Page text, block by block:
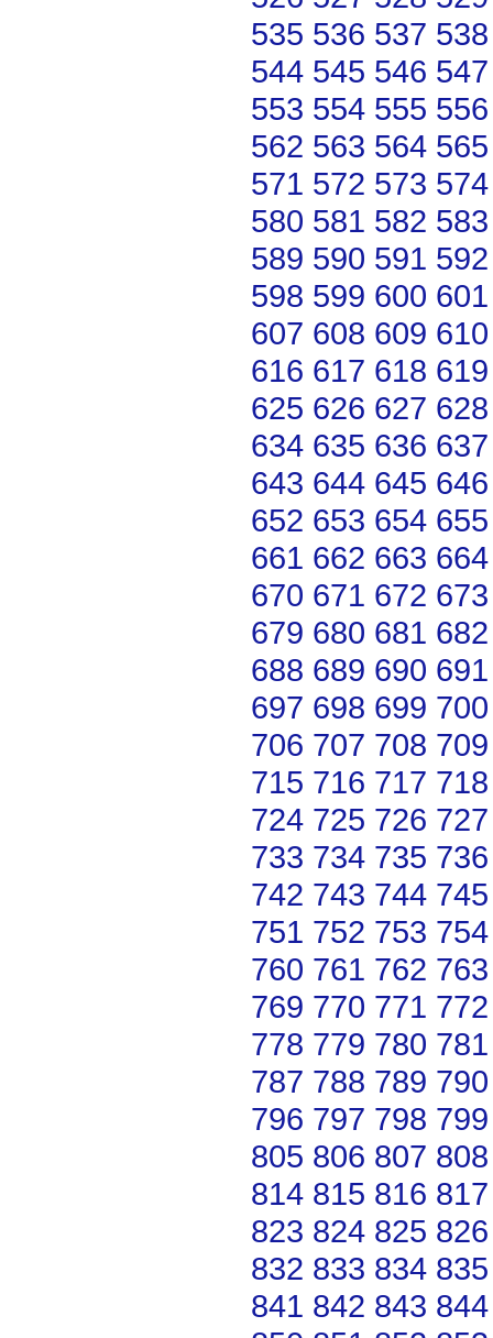
535 536 537 538
544 545 546 547
553 554 555 556
562 563 564 565
571 572 573 574
580 581 582 583
589 590 591 592
598 599 600 601
607 608 609 610
616 617 618 619
625 626 627 628
634 635 636 637
643 644 645 646
652 653 654 655
661 662 663 664
670 671 672 673
679 680 681 682
688 689 690 691
697 698 699 700
706 707 708 709
715 716 717 718
724 725 726 727
733 734 735 736
742 743 744 745
751 752 753 754
760 761 762 763
769 770 771 772
778 779 780 781
787 788 789 790
796 797 798 799
805 806 807 808
814 815 816 817
823 824 825 826
832 833 834 835
841 842 843 844